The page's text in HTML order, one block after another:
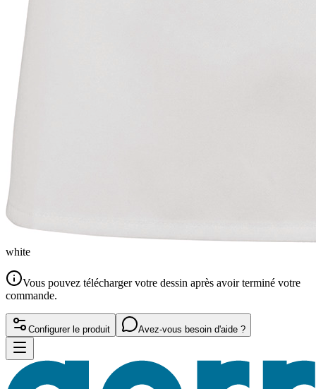
white
Vous pouvez télécharger votre dessin après avoir terminé votre
commande.
Configurer le produit Avez-vous besoin d'aide ?